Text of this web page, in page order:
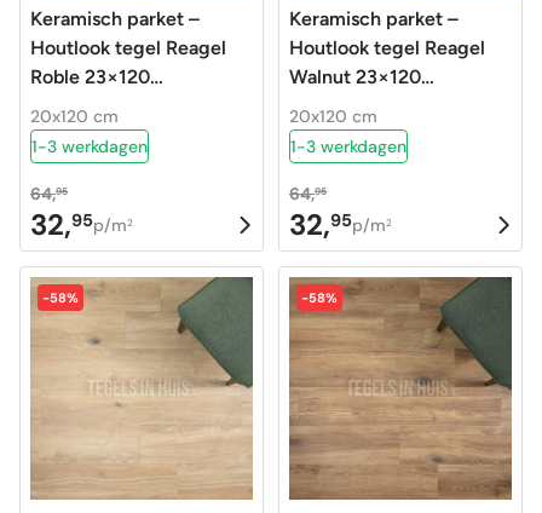
Keramisch parket –
Houtlook tegel Reagel
Roble 23×120
gerectificeerd
20x120 cm
1-3 werkdagen
64,95
Oorspronkelijke
prijs
was:
64,95.
32,95
Huidige
prijs
is:
32,95.
p/m2
Keramisch parket –
Houtlook tegel Reagel
Walnut 23×120
gerectificeerd
20x120 cm
1-3 werkdagen
64,95
Oorspronkelijke
prijs
was:
64,95.
32,95
Huidige
prijs
is:
32,95.
p/m2
-58% -58%